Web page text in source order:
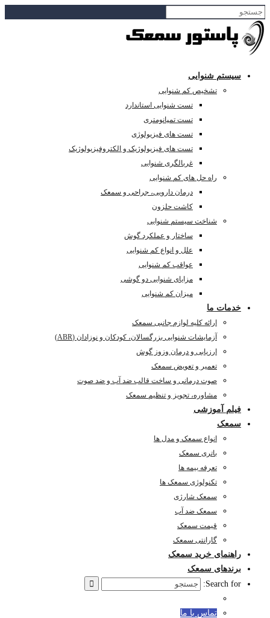
سیستم شنوایی
تشخیص کم شنوایی
تست شنوایی استاندارد
تست تمپانومتری
تست های فیزیولوژی
تست های فیزیولوژیک و الکتروفیزیولوژیک
غربالگری شنوایی
راه حل های کم شنوایی
درمان دارویی، جراحی و سمعک
کاشت حلزون
شناخت سیستم شنوایی
ساختار و عملکرد گوش
علل و انواع کم شنوایی
عواقب کم شنوایی
مزایای شنوایی دو گوشی
میزان کم شنوایی
خدمات ما
ارائه کلیه لوازم جانبی سمعک
آزمایشات شنوایی بزرگسالان، کودکان و نوزادان (ABR)
ارزیابی و درمان وزوز گوش
تعمیر و تعویض سمعک
صوت درمانی و ساخت قالب ضد آب و ضد صوت
مشاوره، تجویز و تنظیم سمعک
فیلم آموزشی
سمعک
انواع سمعک و مدل ها
باتری سمعک
تعرفه بیمه ها
تکنولوژی سمعک ها
سمعک شارژی
سمعک ضد آب
قیمت سمعک
گارانتی سمعک
راهنمای خرید سمعک
برندهای سمعک
Search for:
تماس با ما